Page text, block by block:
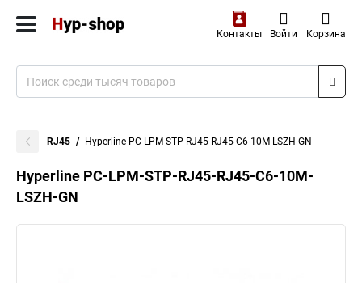
Контакты Войти Корзина
RJ45 Hyperline PC-LPM-STP-RJ45-RJ45-C6-10M-LSZH-GN
Hyperline PC-LPM-STP-RJ45-RJ45-C6-10M-
LSZH-GN